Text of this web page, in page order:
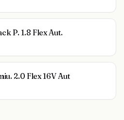
P. 1.8 Flex Aut.
2.0 Flex 16V Aut